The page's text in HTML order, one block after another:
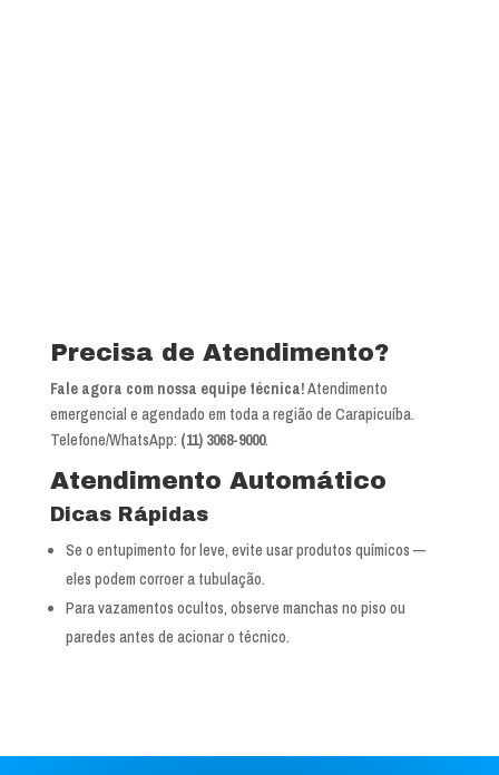
Precisa de Atendimento?
Fale agora com nossa equipe técnica!Atendimento
emergencial e agendado em toda a região de Carapicuíba.
Telefone/WhatsApp: (11) 3068-9000.
Atendimento Automático
Dicas Rápidas
Se o entupimento for leve, evite usar produtos químicos —
eles podem corroer a tubulação.
Para vazamentos ocultos, observe manchas no piso ou
paredes antes de acionar o técnico.